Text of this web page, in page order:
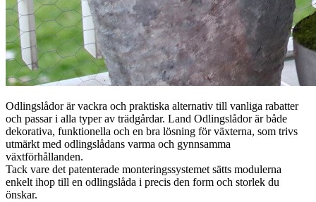
Odlingslådor är vackra och praktiska alternativ till vanliga rabatter
och passar i alla typer av trädgårdar. Land Odlingslådor är både
dekorativa, funktionella och en bra lösning för växterna, som trivs
utmärkt med odlingslådans varma och gynnsamma
växtförhållanden.
Tack vare det patenterade monteringssystemet sätts modulerna
enkelt ihop till en odlingslåda i precis den form och storlek du
önskar.